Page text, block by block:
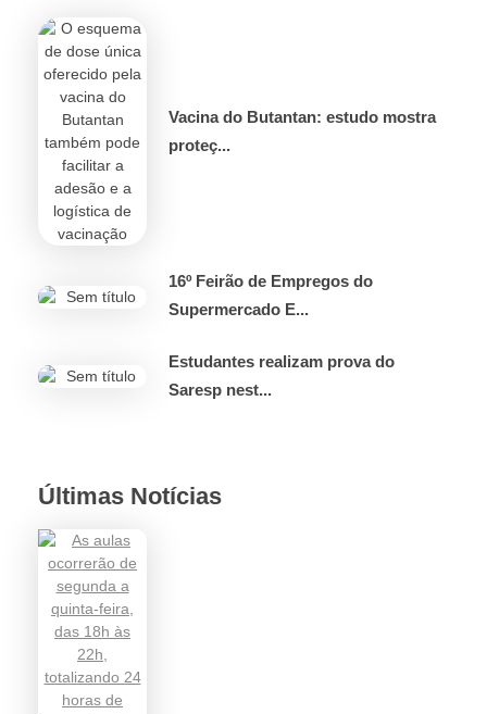
Vacina do Butantan: estudo mostra
proteç...
16º Feirão de Empregos do
Supermercado E...
Estudantes realizam prova do
Saresp nest...
Últimas Notícias